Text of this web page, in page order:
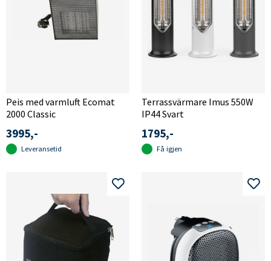
Peis med varmluft Ecomat
2000 Classic
3995,-
Leveransetid
Terrassvärmare Imus 550W
IP44 Svart
1795,-
Få igjen